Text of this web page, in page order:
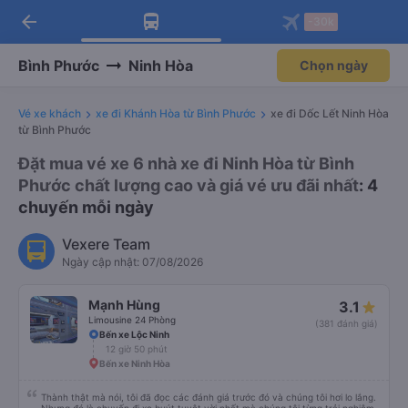
Tải app Vexere ngay!
Nhận ưu đãi thành viên độc
Mở app
Tải app Vexere
-30k/ghế khi đặt vé máy bay qua
Mở app
arrow_back
Bình Phước Ninh Hòa Chọn ngày
Vé xe khách xe đi Khánh Hòa từ Bình Phước
xe đi Dốc Lết Ninh Hòa
từ Bình Phước
Đặt mua vé xe 6 nhà xe đi Ninh Hòa từ Bình
Phước chất lượng cao và giá vé ưu đãi nhất: 4
chuyến mỗi ngày
Vexere Team
Ngày cập nhật: 07/08/2026
Mạnh Hùng
Limousine 24 Phòng
3.1
(381 đánh giá)
Bến xe Lộc Ninh
12 giờ 50 phút
Bến xe Ninh Hòa
Thành thật mà nói, tôi đã đọc các đánh giá trước đó và chúng tôi hơi lo lắng.